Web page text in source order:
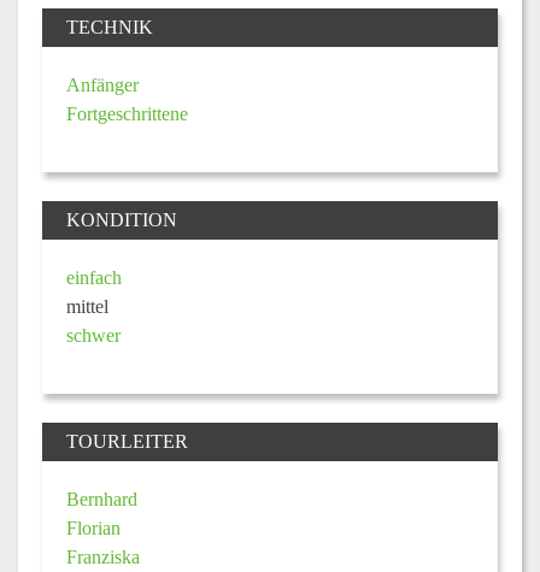
TECHNIK
Anfänger
Fortgeschrittene
KONDITION
einfach
mittel
schwer
TOURLEITER
Bernhard
Florian
Franziska